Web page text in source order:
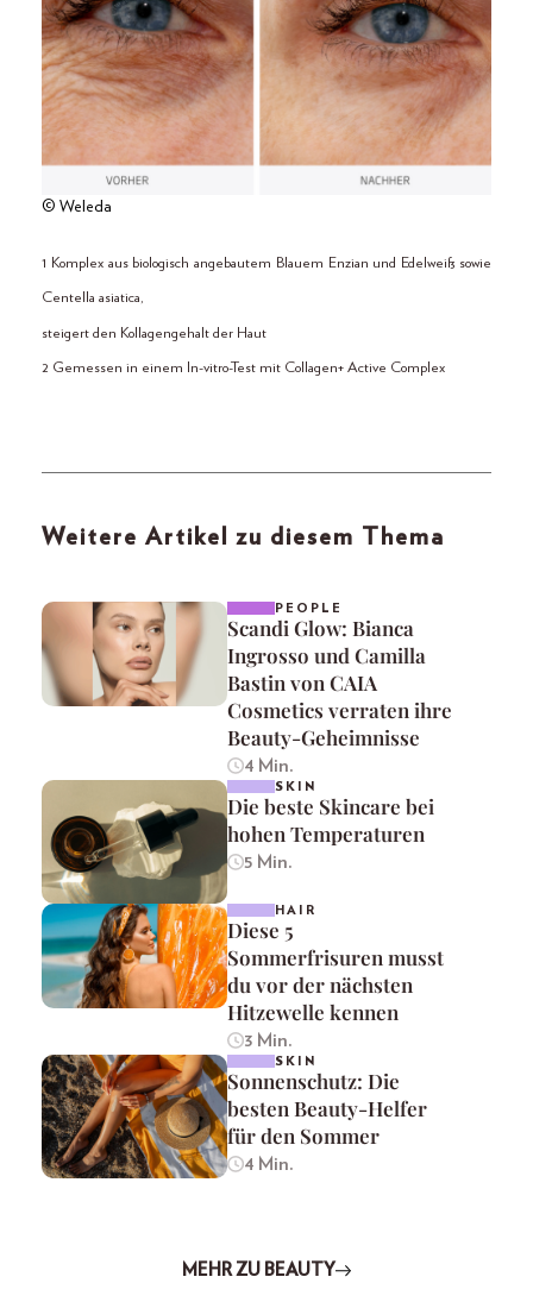
© Weleda
1 Komplex aus biologisch angebautem Blauem Enzian und Edelweiß sowie
Centella asiatica,
steigert den Kollagengehalt der Haut
2 Gemessen in einem In-vitro-Test mit Collagen+ Active Complex
Weitere Artikel zu diesem Thema
PEOPLE
Scandi Glow: Bianca
Ingrosso und Camilla
Bastin von CAIA
Cosmetics verraten ihre
Beauty-Geheimnisse
4 Min.
SKIN
Die beste Skincare bei
hohen Temperaturen
5 Min.
HAIR
Diese 5
Sommerfrisuren musst
du vor der nächsten
Hitzewelle kennen
3 Min.
SKIN
Sonnenschutz: Die
besten Beauty-Helfer
für den Sommer
4 Min.
MEHR ZU BEAUTY